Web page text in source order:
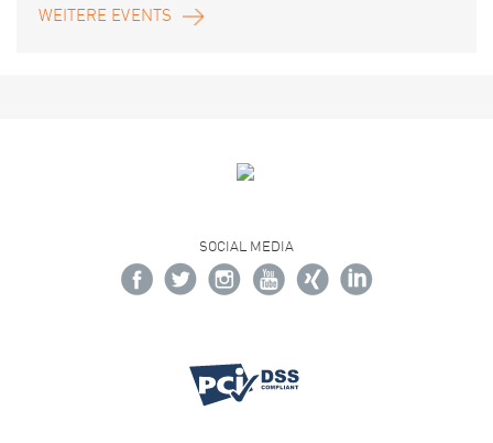
WEITERE EVENTS
SOCIAL MEDIA